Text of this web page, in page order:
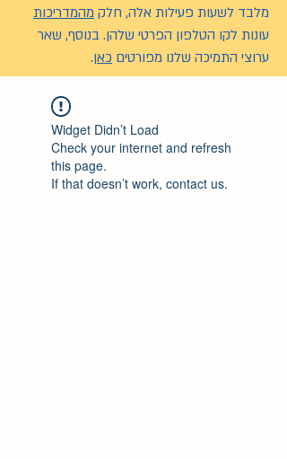
מלבד לשעות פעילות אלה, חלק מהמדריכות
עונות לקו הטלפון הפרטי שלהן. בנוסף, שאר
ערוצי התמיכה שלנו מפורטים כאן.
Widget Didn’t Load
Check your internet and refresh
this page.
If that doesn’t work, contact us.